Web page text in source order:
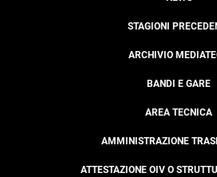
STAGIONI
ARCHIVIO
BANDI E GARE
AREA TECNICA
AMMINISTRAZIONE
ATTESTAZIONE OIV O